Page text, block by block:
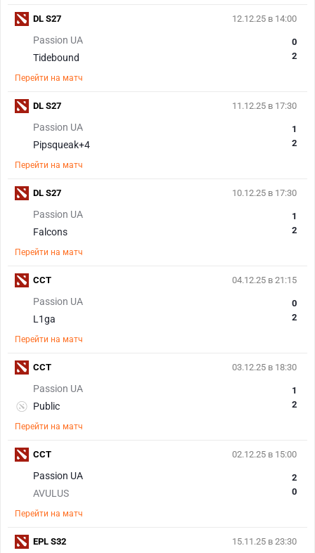
12.12.25 в 14:00
Passion UA
Tidebound
0
2
Перейти на матч
DL S27
11.12.25 в 17:30
Passion UA
Pipsqueak+4
1
2
Перейти на матч
DL S27
10.12.25 в 17:30
Passion UA
Falcons
1
2
Перейти на матч
DL S27
04.12.25 в 21:15
Passion UA
L1ga
0
2
Перейти на матч
CCT
03.12.25 в 18:30
Passion UA
Public
1
2
Перейти на матч
CCT
02.12.25 в 15:00
Passion UA
AVULUS
2
0
Перейти на матч
CCT
15.11.25 в 23:30
EPL S32